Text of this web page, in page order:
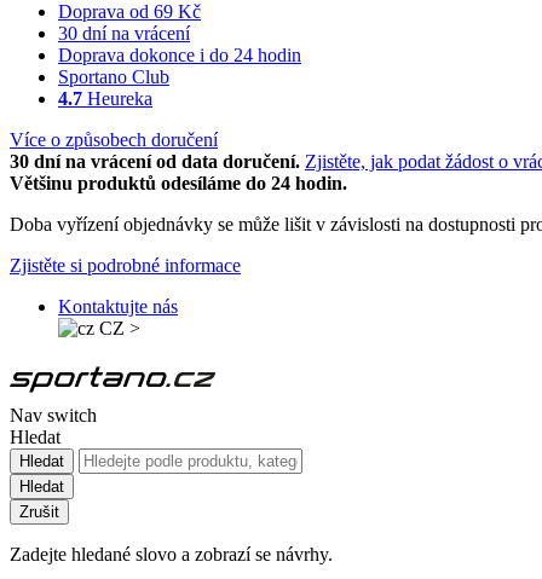
Doprava od 69 Kč
30 dní na vrácení
Doprava dokonce i do 24 hodin
Sportano Club
4.7 Heureka
Více o způsobech doručení
30 dní na vrácení od data doručení. Zjistěte, jak podat žádost o
Většinu produktů odesíláme do 24 hodin.
Doba vyřízení objednávky se může lišit v závislosti na dostupnosti
Zjistěte si podrobné informace
Kontaktujte nás
CZ >
Nav switch
Hledat
Hledat
Hledat
Zrušit
Zadejte hledané slovo a zobrazí se návrhy.